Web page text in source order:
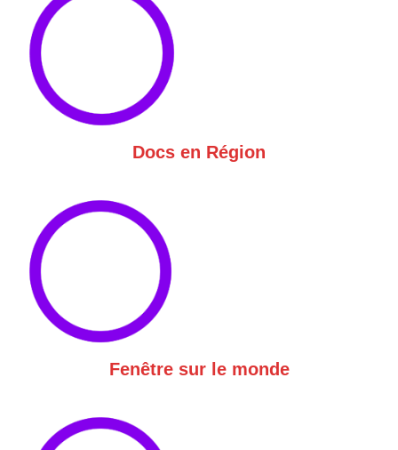
Docs en Région
Fenêtre sur le monde